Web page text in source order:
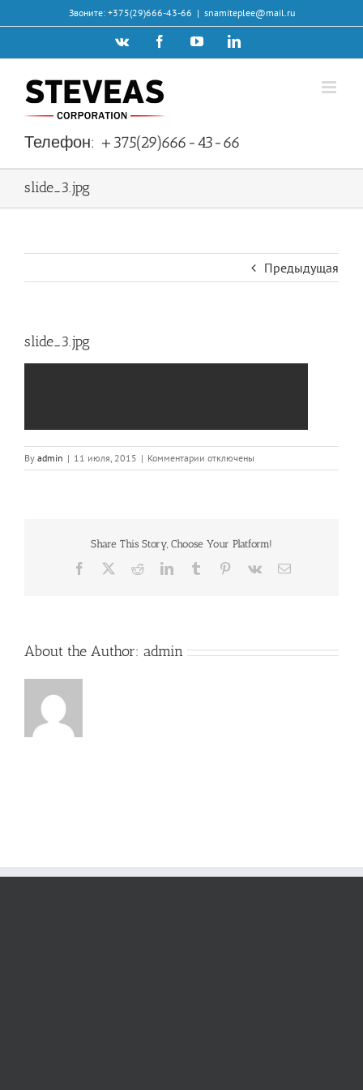
to
Звоните: +375(29)666-43-66 | snamiteplee@mail.ru
Vk FacebookYouTubeLinkedIn
Телефон: +375(29)666-43-66
slide_3.jpg
Предыдущая
slide_3.jpg
By admin | 11 июля, 2015 | Комментарии к
записи
отключены
Share This Story, Choose Your Platform!
Facebook RedditLinkedInTumblr Pinterest
Vk Email
About the Author: admin